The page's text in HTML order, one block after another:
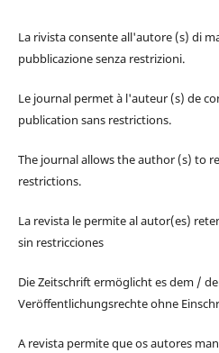
La rivista consente all'autore (s) di
pubblicazione senza restrizioni.
Le journal permet à l'auteur (s) de
publication sans restrictions.
The journal allows the author (s) to
restrictions.
La revista le permite al autor(es)
sin restricciones
Die Zeitschrift ermöglicht es dem /
Veröffentlichungsrechte ohne
A revista permite que os autores